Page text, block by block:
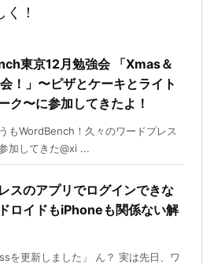
！
東京12月勉強会 「Xmas＆
！」〜ピザとケーキとライト
ク〜に参加してきたよ！
もWordBench！久々のワードプレス
加してきた@xi ...
スのアプリでログインできな
ロイドもiPhoneも関係ない解
を更新しました」 ん？ 実は先日、ワ